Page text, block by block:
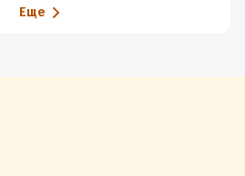
Еще